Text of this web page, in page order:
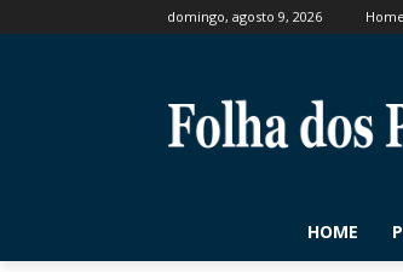
domingo, agosto 9, 2026 Home
HOME